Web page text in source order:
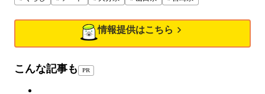
情報提供はこちら
こんな記事も PR